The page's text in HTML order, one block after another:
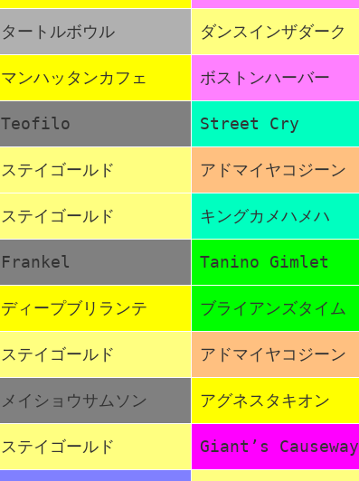
タートルボウル ダンスインザダーク
マンハッタンカフェ ボストンハーバー
Teofilo Street Cry
ステイゴールド アドマイヤコジーン
ステイゴールド キングカメハメハ
Frankel Tanino Gimlet
ディープブリランテ ブライアンズタイム
ステイゴールド アドマイヤコジーン
メイショウサムソン アグネスタキオン
ステイゴールド Giant’s Causeway